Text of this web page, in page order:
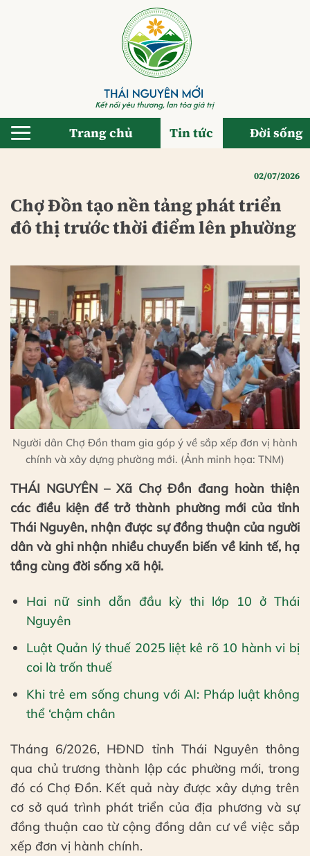
Trang chủ Tin tức Đời sống
02/07/2026
Chợ Đồn tạo nền tảng phát triển
đô thị trước thời điểm lên phường
Người dân Chợ Đồn tham gia góp ý về sắp xếp đơn vị hành
chính và xây dựng phường mới. (Ảnh minh họa: TNM)
THÁI NGUYÊN – Xã Chợ Đồn đang hoàn thiện
các điều kiện để trở thành phường mới của tỉnh
Thái Nguyên, nhận được sự đồng thuận của người
dân và ghi nhận nhiều chuyển biến về kinh tế, hạ
tầng cùng đời sống xã hội.
Hai nữ sinh dẫn đầu kỳ thi lớp 10 ở Thái
Nguyên
Luật Quản lý thuế 2025 liệt kê rõ 10 hành vi bị
coi là trốn thuế
Khi trẻ em sống chung với AI: Pháp luật không
thể ‘chậm chân
Tháng 6/2026, HĐND tỉnh Thái Nguyên thông
qua chủ trương thành lập các phường mới, trong
đó có Chợ Đồn. Kết quả này được xây dựng trên
cơ sở quá trình phát triển của địa phương và sự
đồng thuận cao từ cộng đồng dân cư về việc sắp
xếp đơn vị hành chính.